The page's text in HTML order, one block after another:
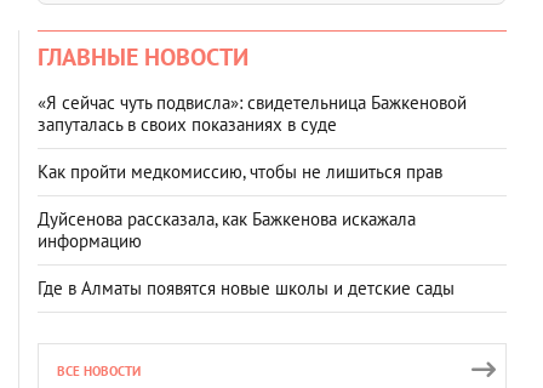
ГЛАВНЫЕ НОВОСТИ
«Я сейчас чуть подвисла»: свидетельница Бажкеновой
запуталась в своих показаниях в суде
Как пройти медкомиссию, чтобы не лишиться прав
Дуйсенова рассказала, как Бажкенова искажала
информацию
Где в Алматы появятся новые школы и детские сады
ВСЕ НОВОСТИ